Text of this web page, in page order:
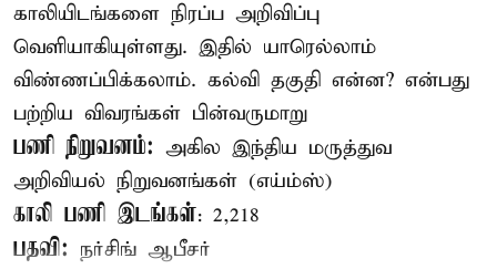
காலியிடங்களை நிரப்ப அறிவிப்பு
வெளியாகியுள்ளது. இதில் யாரெல்லாம்
விண்ணப்பிக்கலாம். கல்வி தகுதி என்ன? என்பது
பற்றிய விவரங்கள் பின்வருமாறு
பணி நிறுவனம்: அகில இந்திய மருத்துவ
அறிவியல் நிறுவனங்கள் (எய்ம்ஸ்)
காலி பணி இடங்கள்: 2,218
பதவி: நர்சிங் ஆபீசர்